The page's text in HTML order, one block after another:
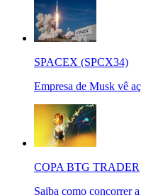
SPACEX (SPCX34)
Empresa de Musk vê
COPA BTG TRADER
Saiba como concorrer